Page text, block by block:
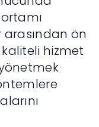
arasından ön
hizmet